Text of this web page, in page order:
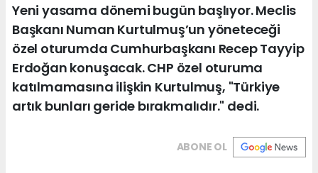
Yeni yasama dönemi bugün başlıyor. Meclis
Başkanı Numan Kurtulmuş’un yöneteceği
özel oturumda Cumhurbaşkanı Recep Tayyip
Erdoğan konuşacak. CHP özel oturuma
katılmamasına ilişkin Kurtulmuş, "Türkiye
artık bunları geride bırakmalıdır." dedi.
ABONE OL